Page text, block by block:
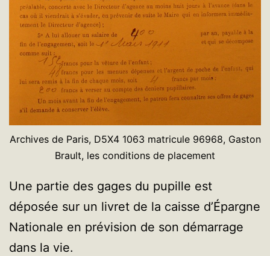
Archives de Paris, D5X4 1063 matricule 96968, Gaston
Brault, les conditions de placement
Une partie des gages du pupille est
déposée sur un livret de la caisse d’Épargne
Nationale en prévision de son démarrage
dans la vie.